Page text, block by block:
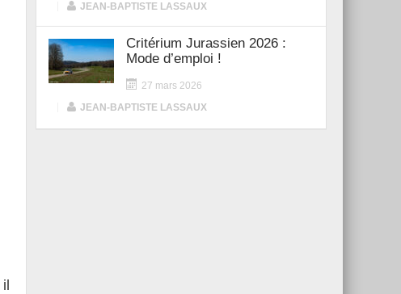
JEAN-BAPTISTE LASSAUX
Critérium Jurassien 2026 :
Mode d’emploi !
27 mars 2026
JEAN-BAPTISTE LASSAUX